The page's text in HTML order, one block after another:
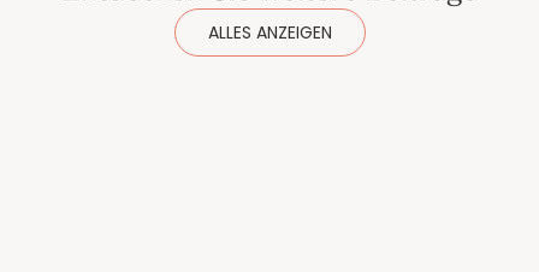
ALLES ANZEIGEN